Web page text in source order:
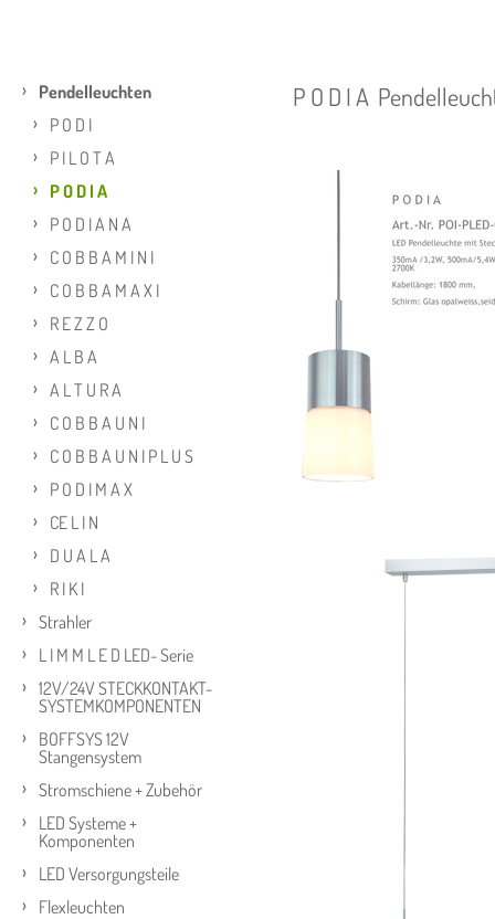
Pendelleuchten
P O D I
P I L O T A
P O D I A
P O D I A N A
C O B B A M I N I
C O B B A M A X I
R E Z Z O
A L B A
A L T U R A
C O B B A U N I
C O B B A U N I P L U S
P O D I M A X
CE L I N
D U A L A
R I K I
Strahler
L I M M L E D LED- Serie
12V/24V STECKKONTAKT-
SYSTEMKOMPONENTEN
BOFFSYS 12V
Stangensystem
Stromschiene + Zubehör
LED Systeme +
Komponenten
LED Versorgungsteile
Flexleuchten
P O D I A